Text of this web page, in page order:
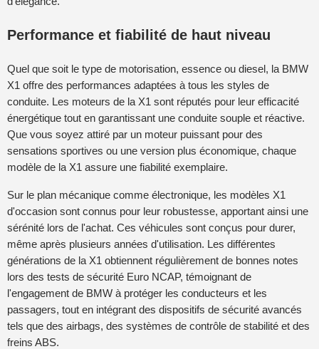
Performance et fiabilité de haut niveau
Quel que soit le type de motorisation, essence ou diesel, la BMW
X1 offre des performances adaptées à tous les styles de
conduite. Les moteurs de la X1 sont réputés pour leur efficacité
énergétique tout en garantissant une conduite souple et réactive.
Que vous soyez attiré par un moteur puissant pour des
sensations sportives ou une version plus économique, chaque
modèle de la X1 assure une fiabilité exemplaire.
Sur le plan mécanique comme électronique, les modèles X1
d'occasion sont connus pour leur robustesse, apportant ainsi une
sérénité lors de l'achat. Ces véhicules sont conçus pour durer,
même après plusieurs années d'utilisation. Les différentes
générations de la X1 obtiennent régulièrement de bonnes notes
lors des tests de sécurité Euro NCAP, témoignant de
l'engagement de BMW à protéger les conducteurs et les
passagers, tout en intégrant des dispositifs de sécurité avancés
tels que des airbags, des systèmes de contrôle de stabilité et des
freins ABS.